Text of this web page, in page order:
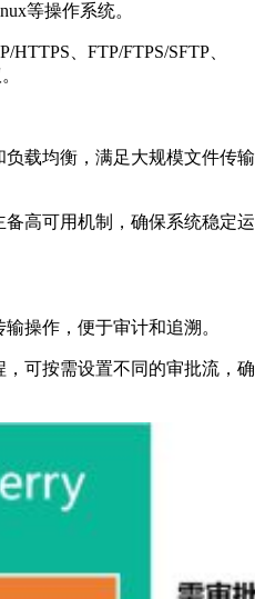
等操作系统。
HTTPS、FTP/FTPS/SFTP、
载均衡，满足大规模文件传输
备高可用机制，确保系统稳定运
操作，便于审计和追溯。
，可按需设置不同的审批流，确